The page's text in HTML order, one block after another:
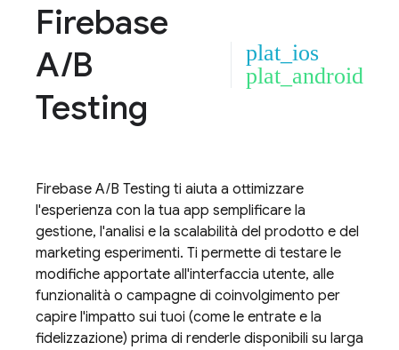
Firebase
A/B
Testing
plat_ios
plat_android
Firebase A/B Testing ti aiuta a ottimizzare
l'esperienza con la tua app semplificare la
gestione, l'analisi e la scalabilità del prodotto e del
marketing esperimenti. Ti permette di testare le
modifiche apportate all'interfaccia utente, alle
funzionalità o campagne di coinvolgimento per
capire l'impatto sui tuoi (come le entrate e la
fidelizzazione) prima di renderle disponibili su larga